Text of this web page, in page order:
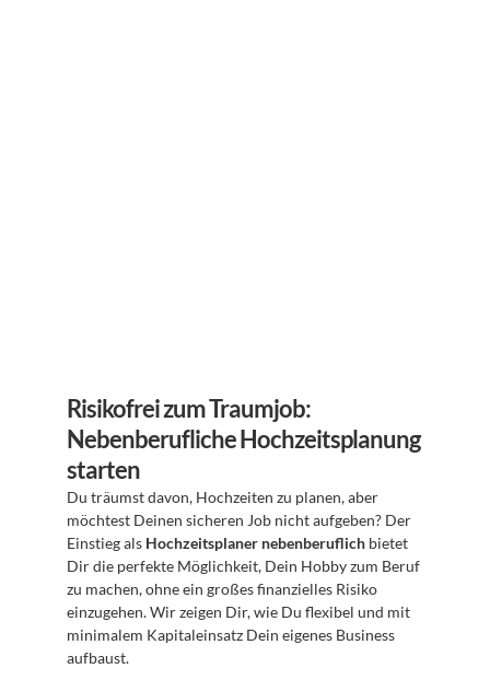
Risikofrei zum Traumjob:
Nebenberufliche Hochzeitsplanung
starten
Du träumst davon, Hochzeiten zu planen, aber
möchtest Deinen sicheren Job nicht aufgeben? Der
Einstieg als Hochzeitsplaner nebenberuflich bietet
Dir die perfekte Möglichkeit, Dein Hobby zum Beruf
zu machen, ohne ein großes finanzielles Risiko
einzugehen. Wir zeigen Dir, wie Du flexibel und mit
minimalem Kapitaleinsatz Dein eigenes Business
aufbaust.